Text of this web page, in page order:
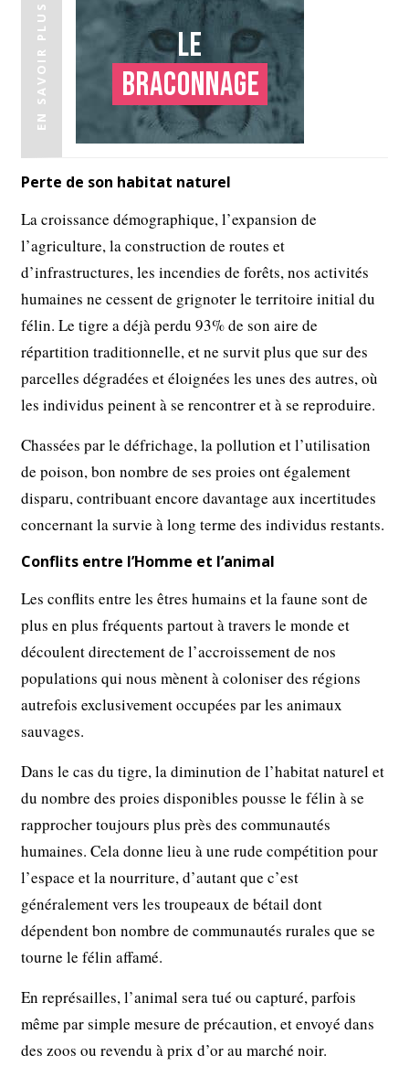
EN SAVOIR PLUS
Le
braconnage
Perte de son habitat naturel
La croissance démographique, l’expansion de
l’agriculture, la construction de routes et
d’infrastructures, les incendies de forêts, nos activités
humaines ne cessent de grignoter le territoire initial du
félin. Le tigre a déjà perdu 93% de son aire de
répartition traditionnelle, et ne survit plus que sur des
parcelles dégradées et éloignées les unes des autres, où
les individus peinent à se rencontrer et à se reproduire.
Chassées par le défrichage, la pollution et l’utilisation
de poison, bon nombre de ses proies ont également
disparu, contribuant encore davantage aux incertitudes
concernant la survie à long terme des individus restants.
Conflits entre l’Homme et l’animal
Les conflits entre les êtres humains et la faune sont de
plus en plus fréquents partout à travers le monde et
découlent directement de l’accroissement de nos
populations qui nous mènent à coloniser des régions
autrefois exclusivement occupées par les animaux
sauvages.
Dans le cas du tigre, la diminution de l’habitat naturel et
du nombre des proies disponibles pousse le félin à se
rapprocher toujours plus près des communautés
humaines. Cela donne lieu à une rude compétition pour
l’espace et la nourriture, d’autant que c’est
généralement vers les troupeaux de bétail dont
dépendent bon nombre de communautés rurales que se
tourne le félin affamé.
En représailles, l’animal sera tué ou capturé, parfois
même par simple mesure de précaution, et envoyé dans
des zoos ou revendu à prix d’or au marché noir.